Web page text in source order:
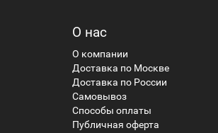
О нас
О компании
Доставка по Москве
Доставка по России
Самовывоз
Способы оплаты
Публичная оферта